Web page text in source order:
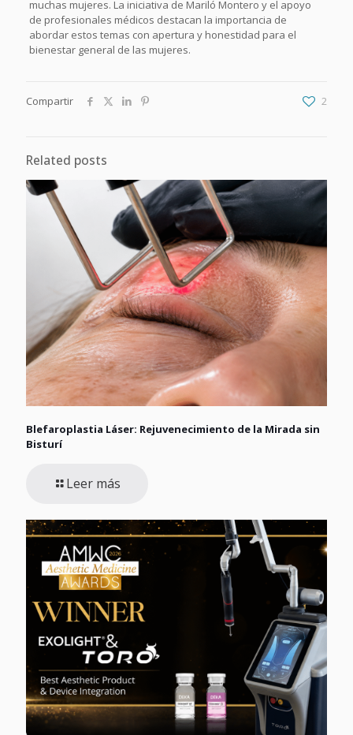
muchas mujeres. La iniciativa de Mariló Montero y el apoyo
de profesionales médicos destacan la importancia de
abordar estos temas con apertura y honestidad para el
bienestar general de las mujeres.
Compartir 2
Related posts
Blefaroplastia Láser: Rejuvenecimiento de la Mirada sin
Bisturí
Leer más